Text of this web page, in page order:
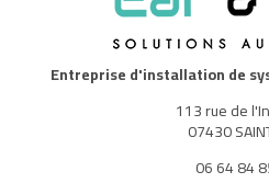
Entreprise d'installation de
113 rue de
07430
06 64 84